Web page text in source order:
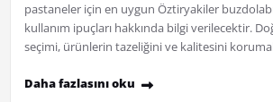
pastaneler için en uygun Öztiryakiler
kullanım ipuçları hakkında bilgi verilecektir.
seçimi, ürünlerin tazeliğini ve kalitesini
Daha fazlasını oku